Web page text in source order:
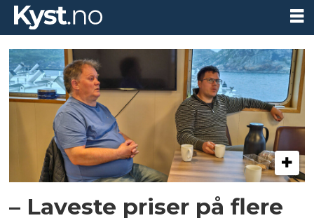
Tag:
langøylaks
– Laveste priser på flere